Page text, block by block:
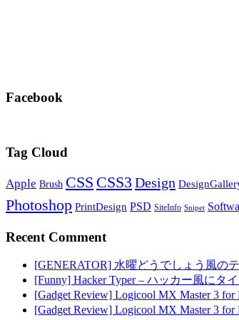
Facebook
Tag Cloud
Apple Brush CSS CSS3 Design
Photoshop PrintDesign PSD SiteInfo Snipet
Recent Comment
[GENERATOR] 水曜どうでしょう風の
[Funny] Hacker Typer – ハッカー風にタ
[Gadget Review] Logicool MX Master 3
[Gadget Review] Logicool MX Master 3